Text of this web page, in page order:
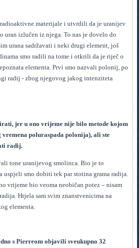
materijale i utvrdili da je uranijev
izlučen iz njega. To nas je dovelo do
urana sadržavati i neki drugi element, još
smo radili na tome i otkrili da je riječ o
elementa. Prvi smo nazvali polonij, po
radij - zbog njegovog jakog intenziteta
jer u ono vrijeme nije bilo metode kojom
vremena poluraspada polonija), ali ste
radij.
tone uranijevog smolinca. Bio je to
uspjeli smo dobiti tek par stotina grama radija.
vrijeme bio veoma neobičan potez – nisam
Htjela sam svim znanstvenicima na
elementa.
s Pierreom objavili sveukupno 32